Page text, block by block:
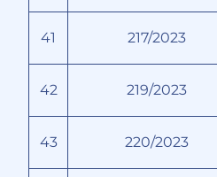
41 217/2023
42 219/2023
43 220/2023